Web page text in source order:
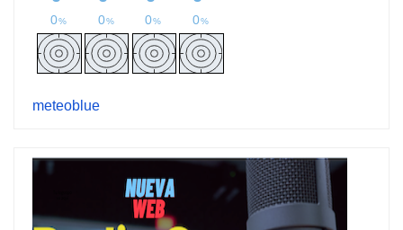
meteoblue